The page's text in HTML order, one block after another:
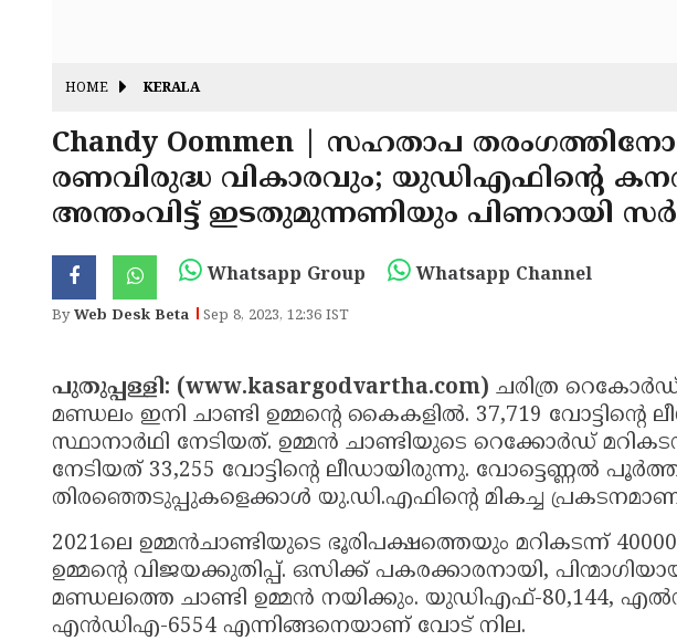
HOME KERALA
Chandy Oommen | സഹതാപ
രണവിരുദ്ധ വികാരവും; യുഡിഎഫിന്റെ
അന്തംവിട്ട് ഇടതുമുന്നണിയും പിണറായി
Whatsapp Group Whatsapp Channel
ByWeb Desk Beta Sep 8, 2023, 12:36 IST
പുതുപ്പള്ളി: (www.kasargodvartha.com) ചരിത്ര
മണ്ഡലം ഇനി ചാണ്ടി ഉമ്മന്റെ കൈകളില്‍. 37,719
സ്ഥാനാര്‍ഥി നേടിയത്. ഉമ്മന്‍ ചാണ്ടിയുടെ റെക്കോര്‍ഡ്
നേടിയത് 33,255 വോട്ടിന്റെ ലീഡായിരുന്നു. വോട്ടെണ്ണല്‍
തിരഞ്ഞെടുപ്പുകളെക്കാള്‍ യു.ഡി.എഫിന്റെ മികച്ച
2021ലെ ഉമ്മന്‍ചാണ്ടിയുടെ ഭൂരിപക്ഷത്തെയും മറികടന്ന്
ഉമ്മന്റെ വിജയക്കുതിപ്പ്. ഒസിക്ക് പകരക്കാരനായി,
മണ്ഡലത്തെ ചാണ്ടി ഉമ്മന്‍ നയിക്കും. യുഡിഎഫ്-80,144,
എന്‍ഡിഎ-6554 എന്നിങ്ങനെയാണ് വോട് നില.